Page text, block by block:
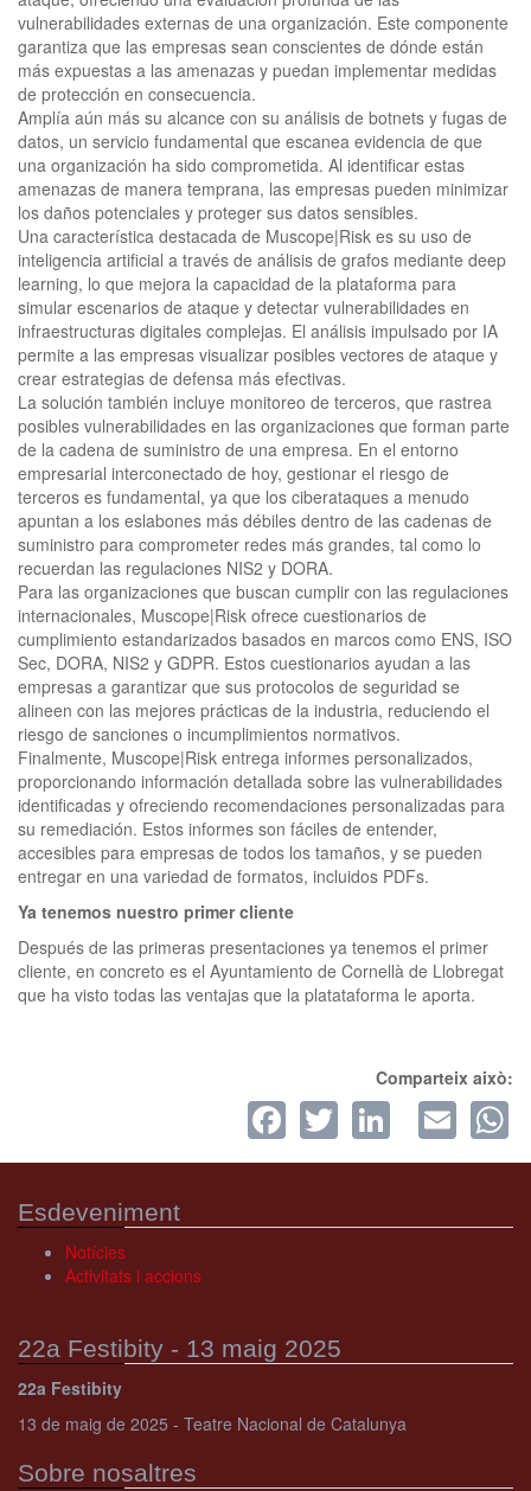
vulnerabilidades externas de una organización. Este componente
garantiza que las empresas sean conscientes de dónde están
más expuestas a las amenazas y puedan implementar medidas
de protección en consecuencia.
Amplía aún más su alcance con su análisis de botnets y fugas de
datos, un servicio fundamental que escanea evidencia de que
una organización ha sido comprometida. Al identificar estas
amenazas de manera temprana, las empresas pueden minimizar
los daños potenciales y proteger sus datos sensibles.
Una característica destacada de Muscope|Risk es su uso de
inteligencia artificial a través de análisis de grafos mediante deep
learning, lo que mejora la capacidad de la plataforma para
simular escenarios de ataque y detectar vulnerabilidades en
infraestructuras digitales complejas. El análisis impulsado por IA
permite a las empresas visualizar posibles vectores de ataque y
crear estrategias de defensa más efectivas.
La solución también incluye monitoreo de terceros, que rastrea
posibles vulnerabilidades en las organizaciones que forman parte
de la cadena de suministro de una empresa. En el entorno
empresarial interconectado de hoy, gestionar el riesgo de
terceros es fundamental, ya que los ciberataques a menudo
apuntan a los eslabones más débiles dentro de las cadenas de
suministro para comprometer redes más grandes, tal como lo
recuerdan las regulaciones NIS2 y DORA.
Para las organizaciones que buscan cumplir con las regulaciones
internacionales, Muscope|Risk ofrece cuestionarios de
cumplimiento estandarizados basados en marcos como ENS, ISO
Sec, DORA, NIS2 y GDPR. Estos cuestionarios ayudan a las
empresas a garantizar que sus protocolos de seguridad se
alineen con las mejores prácticas de la industria, reduciendo el
riesgo de sanciones o incumplimientos normativos.
Finalmente, Muscope|Risk entrega informes personalizados,
proporcionando información detallada sobre las vulnerabilidades
identificadas y ofreciendo recomendaciones personalizadas para
su remediación. Estos informes son fáciles de entender,
accesibles para empresas de todos los tamaños, y se pueden
entregar en una variedad de formatos, incluidos PDFs.
Ya tenemos nuestro primer cliente
Después de las primeras presentaciones ya tenemos el primer
cliente, en concreto es el Ayuntamiento de Cornellà de Llobregat
que ha visto todas las ventajas que la platataforma le aporta.
Comparteix això:
Facebook
Twitter
Esdeveniment
Notícies
Activitats i accions
22a Festibity - 13 maig 2025
22a Festibity
13 de maig de 2025 - Teatre Nacional de Catalunya
Sobre nosaltres